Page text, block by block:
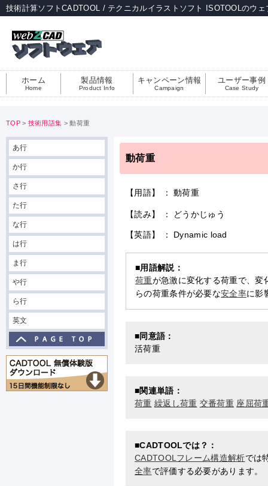
技術計算ソフトCADTOOL / テクニカルイラストソフト ISOTOOLのウェ
ホーム
Home
製品情報
Product Info
キャンペーン情報
Campaign
ユーザー事例
Case Study
TOP > 技術用語集 > 動荷重
あ行
か行
さ行
た行
な行
は行
ま行
や行
ら行
英文
動荷重
【用語】 ： 動荷重
【読み】 ： どうかじゅう
【英語】 ： Dynamic load
■用語解説：
荷重が急激に変化する荷重で、変
らの荷重条件が必要な安全率に影
■同意語：
活荷重
■関連単語：
荷重 繰返し荷重 交番荷重 座屈荷
■CADTOOLでは？：
CADTOOLフレーム構造解析では
全率で評価する必要があります。